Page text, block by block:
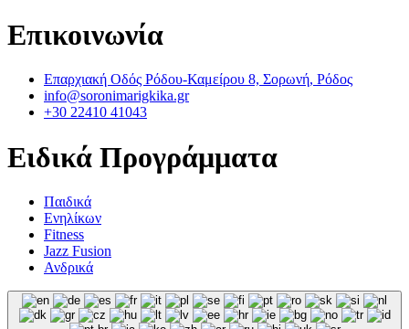
Επικοινωνία
Επαρχιακή Οδός Ρόδου-Καμείρου 8, Σορωνή, Ρόδος
info@soronimarigkika.gr
+30 22410 41043
Ειδικά Προγράμματα
Παιδικά
Ενηλίκων
Fitness
Jazz Fusion
Ανδρικά